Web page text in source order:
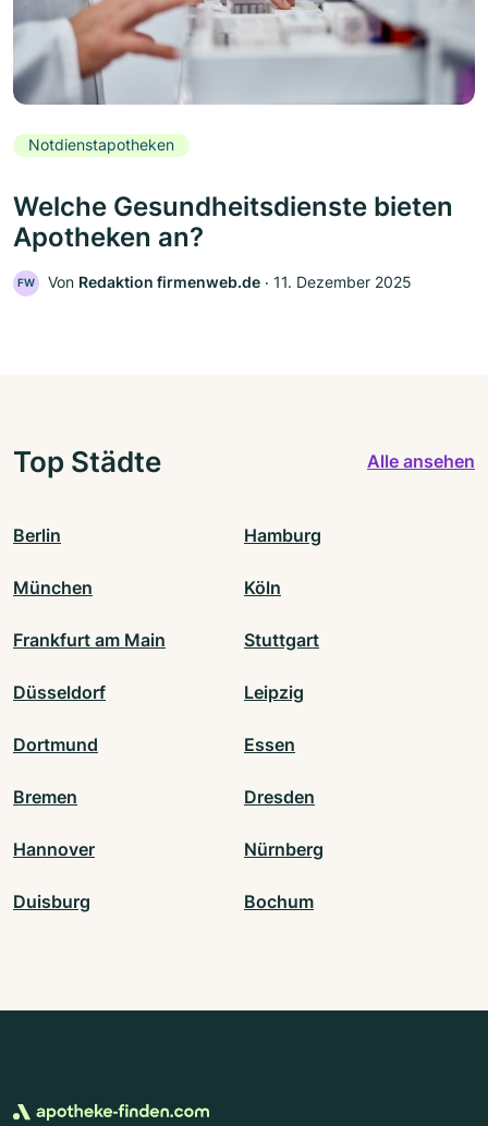
Notdienstapotheken
Welche Gesundheitsdienste bieten
Apotheken an?
FW Von Redaktion firmenweb.de ‧ 11. Dezember 2025
Top Städte Alle ansehen
Berlin Hamburg
München Köln
Frankfurt am Main Stuttgart
Düsseldorf Leipzig
Dortmund Essen
Bremen Dresden
Hannover Nürnberg
Duisburg Bochum